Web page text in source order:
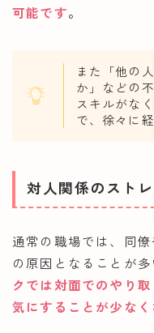
可能です。
また「他の
か」などの
スキルがな
で、徐々に
対人関係のスト
通常の職場では、同
の原因となることが
クでは対面でのやり
気にすることが少な